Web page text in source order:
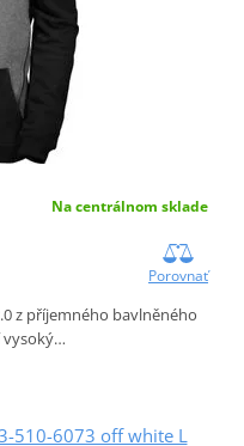
Na centrálnom sklade
Porovnať
z příjemného bavlněného
vysoký…
510-6073 off white L